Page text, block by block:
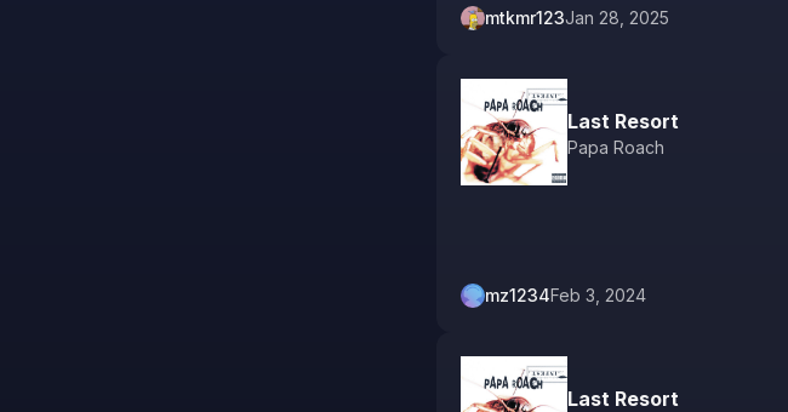
mtkmr123Jan 28, 2025
Last Resort
Papa Roach
mz1234Feb 3, 2024
Last Resort